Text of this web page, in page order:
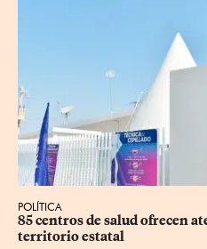
POLÍTICA
85 centros de salud ofrecen
territorio estatal